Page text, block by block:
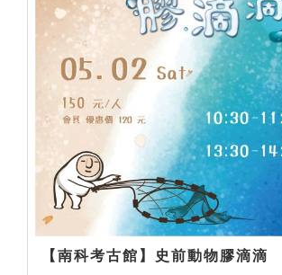
【南科考古館】史前動物膠滴滴